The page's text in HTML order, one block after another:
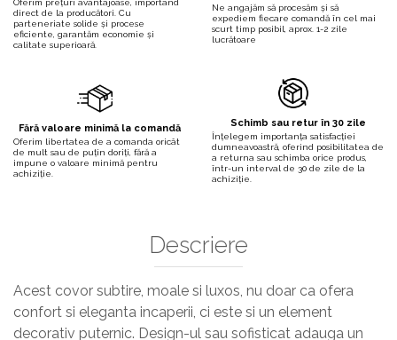
Oferim prețuri avantajoase, importând
direct de la producători. Cu
parteneriate solide și procese
eficiente, garantăm economie și
calitate superioară.
Ne angajăm să procesăm și să
expediem fiecare comandă în cel mai
scurt timp posibil, aprox. 1-2 zile
lucrătoare
Fără valoare minimă la comandă
Oferim libertatea de a comanda oricât
de mult sau de puțin doriți, fără a
impune o valoare minimă pentru
achiziție.
Schimb sau retur în 30 zile
Înțelegem importanța satisfacției
dumneavoastră, oferind posibilitatea de
a returna sau schimba orice produs,
într-un interval de 30 de zile de la
achiziție.
Descriere
Acest covor subtire, moale si luxos, nu doar ca ofera
confort si eleganta incaperii, ci este si un element
decorativ puternic. Design-ul sau sofisticat adauga un